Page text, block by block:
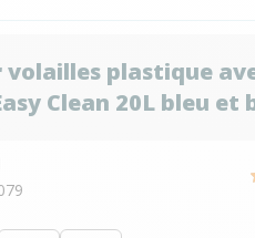
plastique
Clean 20L bleu et